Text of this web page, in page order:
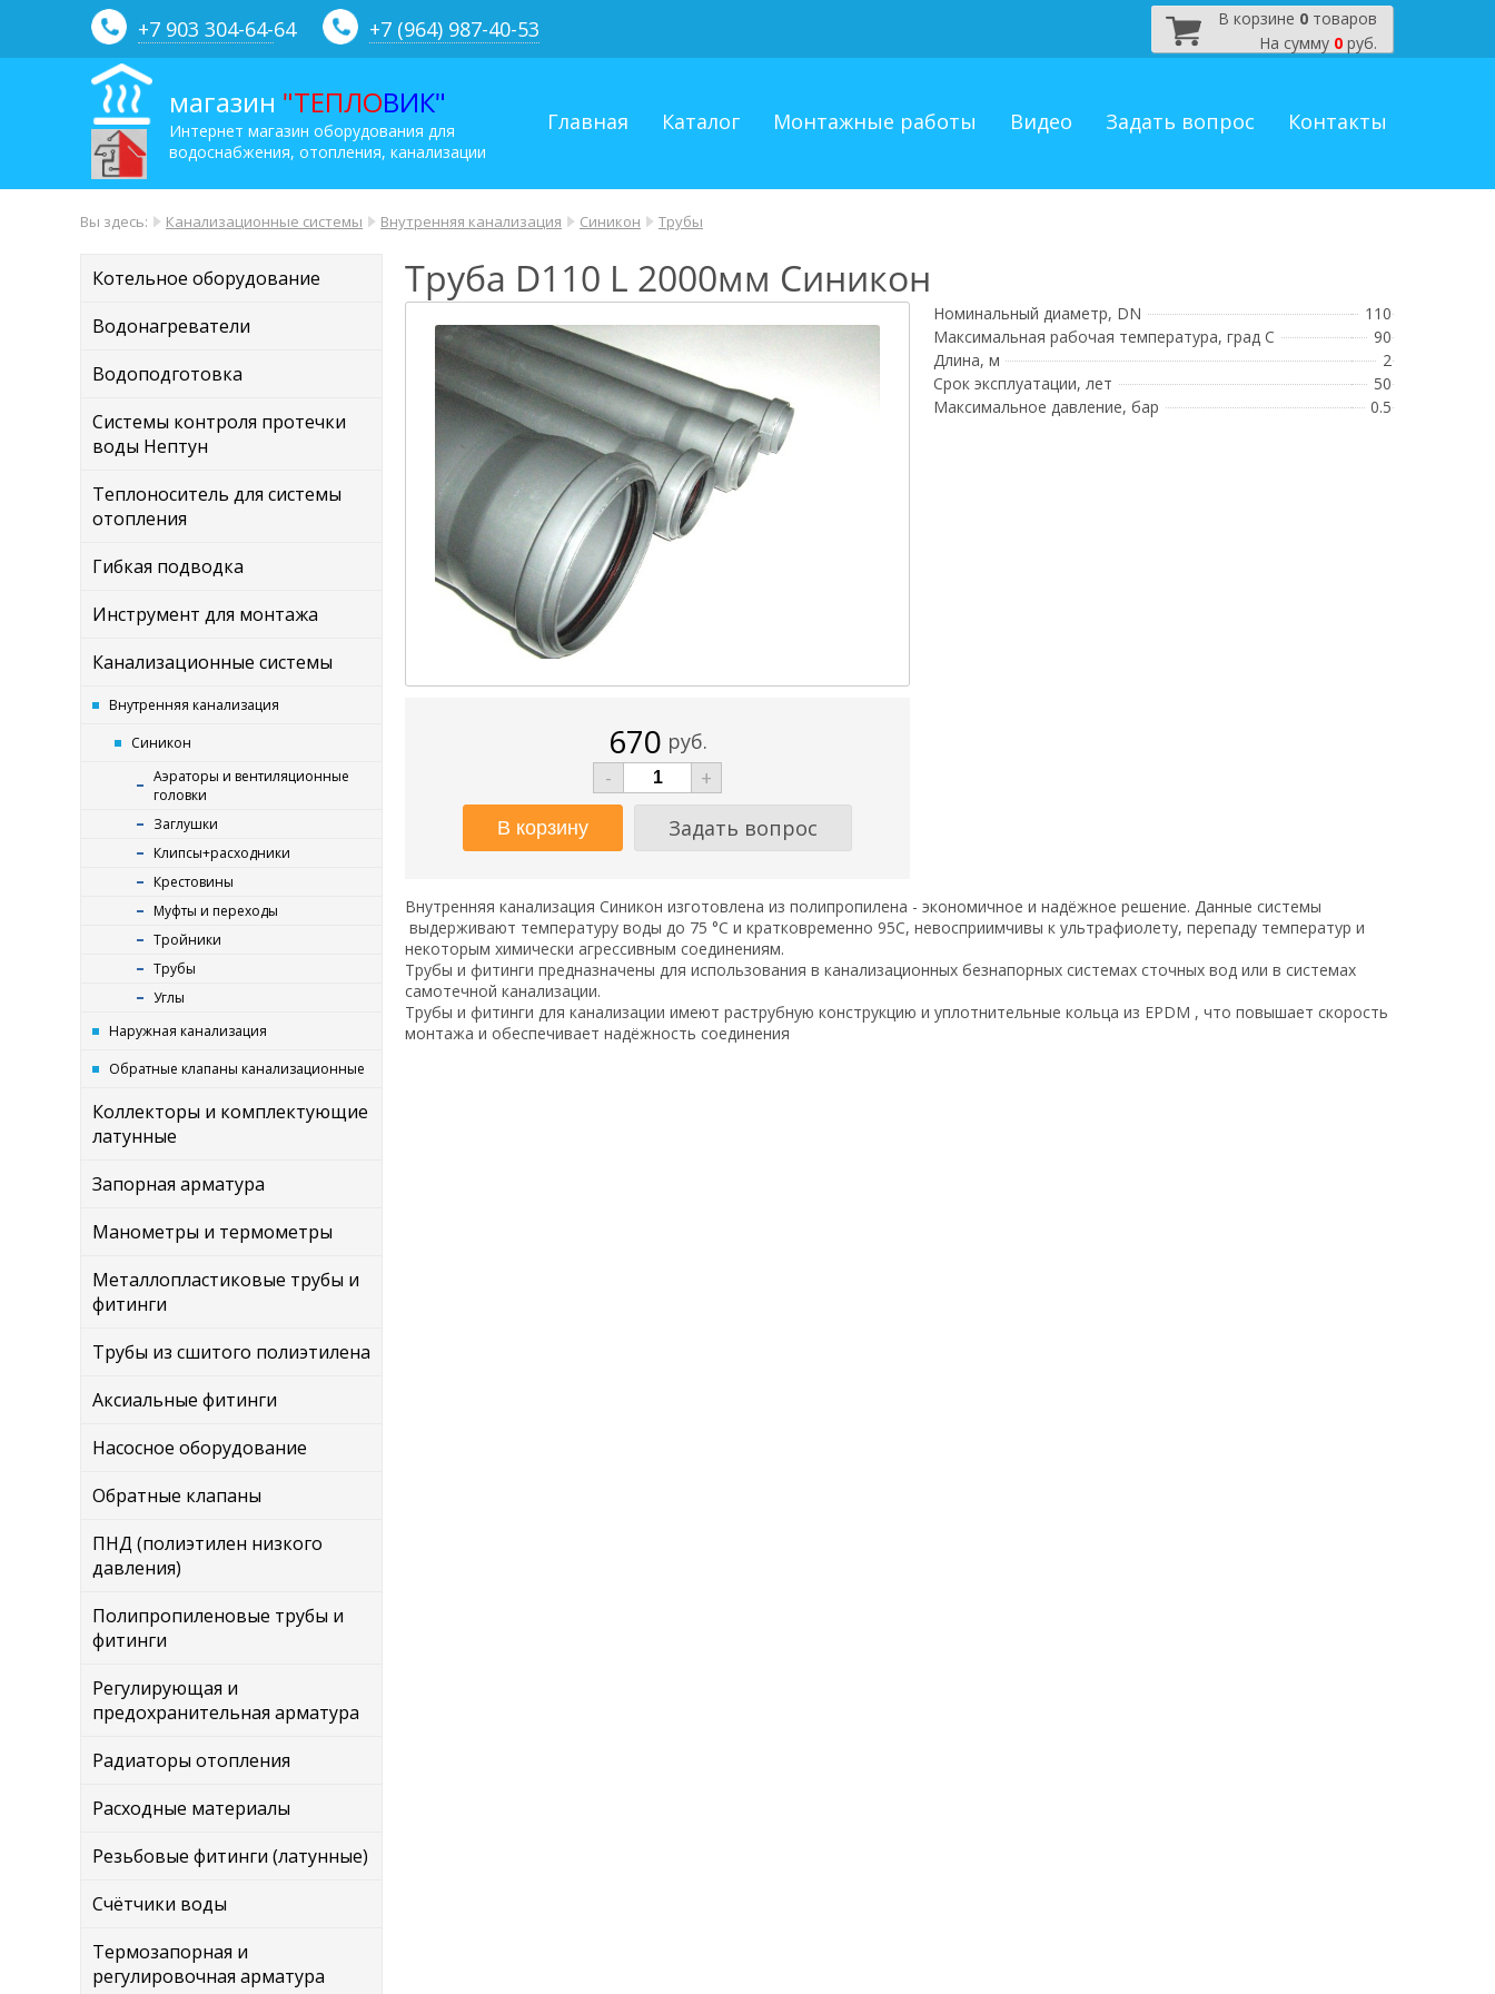
+7 903 304-64-64 +7 (964) 987-40-53 В корзине 0 товаров
На сумму 0 руб.
магазин "ТЕПЛОВИК"
Интернет магазин оборудования для
водоснабжения, отопления, канализации
Главная Каталог Монтажные работы Видео Задать вопрос Контакты
Вы здесь: Канализационные системы Внутренняя канализация Синикон Трубы
Котельное оборудование
Водонагреватели
Водоподготовка
Системы контроля протечки
воды Нептун
Теплоноситель для системы
отопления
Гибкая подводка
Инструмент для монтажа
Канализационные системы
Внутренняя канализация
Синикон
Аэраторы и вентиляционные
головки
Заглушки
Клипсы+расходники
Крестовины
Муфты и переходы
Тройники
Трубы
Углы
Наружная канализация
Обратные клапаны канализационные
Коллекторы и комплектующие
латунные
Запорная арматура
Манометры и термометры
Металлопластиковые трубы и
фитинги
Трубы из сшитого полиэтилена
Аксиальные фитинги
Насосное оборудование
Обратные клапаны
ПНД (полиэтилен низкого
давления)
Полипропиленовые трубы и
фитинги
Регулирующая и
предохранительная арматура
Радиаторы отопления
Расходные материалы
Резьбовые фитинги (латунные)
Счётчики воды
Термозапорная и
регулировочная арматура
Труба D110 L 2000мм Синикон
670 руб.
-
+
Задать вопрос
Номинальный диаметр, DN
110
Максимальная рабочая температура, град С
90
Длина, м
2
Срок эксплуатации, лет
50
Максимальное давление, бар
0.5
Внутренняя канализация Синикон изготовлена из полипропилена - экономичное и надёжное решение. Данные системы
выдерживают температуру воды до 75 °С и кратковременно 95С, невосприимчивы к ультрафиолету, перепаду температур и
некоторым химически агрессивным соединениям.
Трубы и фитинги предназначены для использования в канализационных безнапорных системах сточных вод или в системах
самотечной канализации.
Трубы и фитинги для канализации имеют раструбную конструкцию и уплотнительные кольца из EPDM , что повышает скорость
монтажа и обеспечивает надёжность соединения